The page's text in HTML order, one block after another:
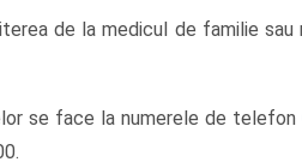
de la medicul de familie
se face la numerele de telefon